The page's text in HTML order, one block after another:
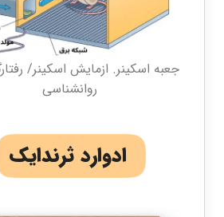
جعبه اسکینر. ازمایش اسکینر/
روانشناسی
ادوارد ثرندایک